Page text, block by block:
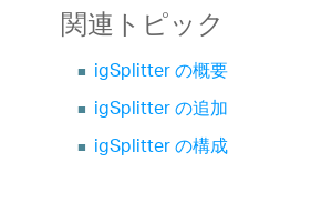
関連トピック
igSplitter の概要
igSplitter の追加
igSplitter の構成